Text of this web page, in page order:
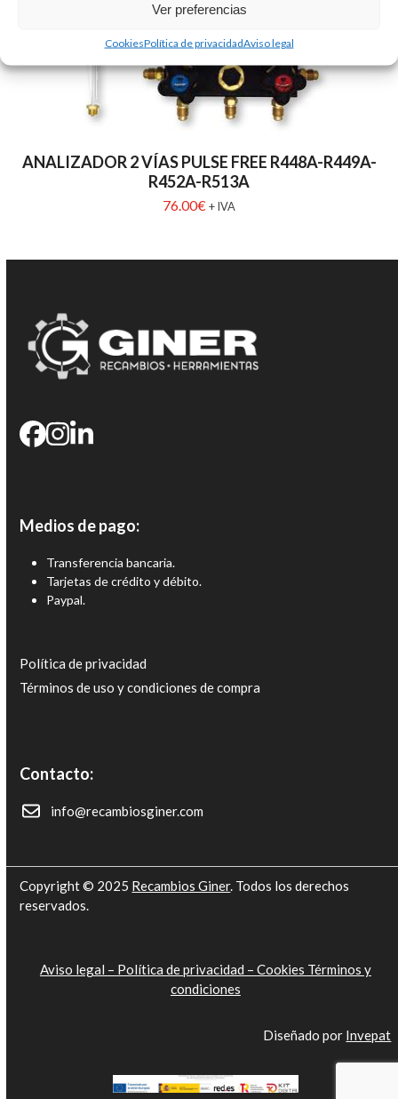
Ver preferencias
CookiesPolítica de privacidadAviso legal
ANALIZADOR 2 VÍAS PULSE FREE R448A-R449A-
R452A-R513A
76.00€+ IVA
Medios de pago:
Transferencia bancaria.
Tarjetas de crédito y débito.
Paypal.
Política de privacidad
Términos de uso y condiciones de compra
Contacto:
info@recambiosginer.com
Copyright © 2025 Recambios Giner. Todos los derechos
reservados.
Aviso legal – Política de privacidad – Cookies Términos y
condiciones
Diseñado por Invepat